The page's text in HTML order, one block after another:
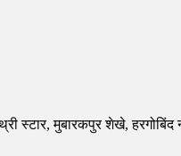
स्टार, मुबारकपुर शेखे,